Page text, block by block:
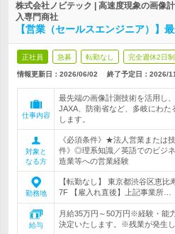
株式会社ノビテック | 高速度現象の画像
入専門商社
【営業（セールスエンジニア）】
正社員 急募 転勤なし 完全週休2日制
情報更新日：2026/06/02 終了予定日： 2026/
仕事内容
最先端の画像計測技術を活用し
JAXA、防衛省など、多岐にわた
します。
対象と
なる方
《必須条件》★法人営業または
件》◎理系知識／英語でのビジ
造業等への営業経験
勤務地
【転勤なし】 東京都渋谷区恵
7F 【雇入れ直後】上記事業所…
給与
月給35万円～50万円※経験・能
決定いたします。※残業が発生